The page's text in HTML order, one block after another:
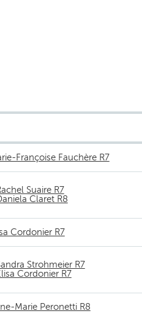
Françoise Fauchère R7
Suaire R7
Claret R8
Cordonier R7
Strohmeier R7
Cordonier R7
Marie Peronetti R8